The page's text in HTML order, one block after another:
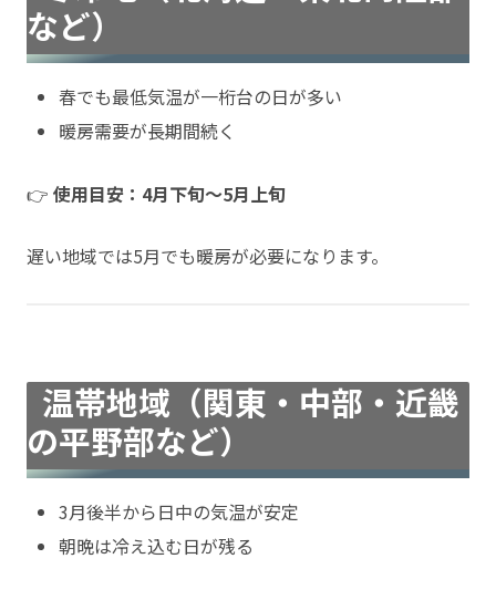
など）
春でも最低気温が一桁台の日が多い
暖房需要が長期間続く
👉 使用目安：4月下旬〜5月上旬
遅い地域では5月でも暖房が必要になります。
温帯地域（関東・中部・近畿
の平野部など）
3月後半から日中の気温が安定
朝晩は冷え込む日が残る